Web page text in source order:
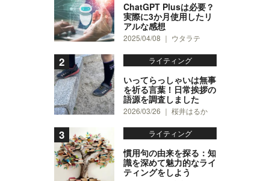
ChatGPT Plusは必要？
実際に3か月使用したリ
アルな感想
2025/04/08 ｜ ウタラテ
ライティング
いってらっしゃいは無事
を祈る言葉！日常挨拶の
語源を調査しました
2026/03/26 ｜ 桜井はるか
ライティング
慣用句の由来を探る：知
識を深めて魅力的なライ
ティングをしよう